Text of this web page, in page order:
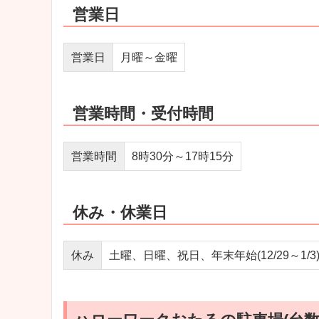
営業日
営業日 月曜～金曜
営業時間・受付時間
営業時間 8時30分～17時15分
休み・休業日
休み 土曜、日曜、祝日、年末年始(12/29～1/3)